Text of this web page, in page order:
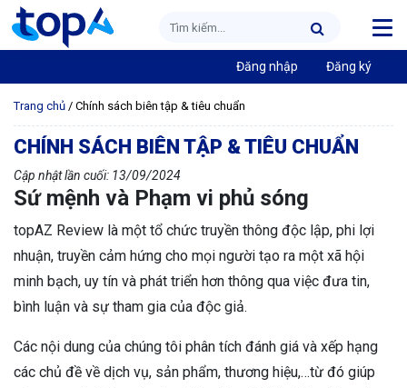
Đăng nhập Đăng ký
Trang chủ / Chính sách biên tập & tiêu chuẩn
CHÍNH SÁCH BIÊN TẬP & TIÊU CHUẨN
Cập nhật lần cuối: 13/09/2024
Sứ mệnh và Phạm vi phủ sóng
topAZ Review là một tổ chức truyền thông độc lập, phi lợi
nhuận, truyền cảm hứng cho mọi người tạo ra một xã hội
minh bạch, uy tín và phát triển hơn thông qua việc đưa tin,
bình luận và sự tham gia của độc giả.
Các nội dung của chúng tôi phân tích đánh giá và xếp hạng
các chủ đề về dịch vụ, sản phẩm, thương hiệu,…từ đó giúp